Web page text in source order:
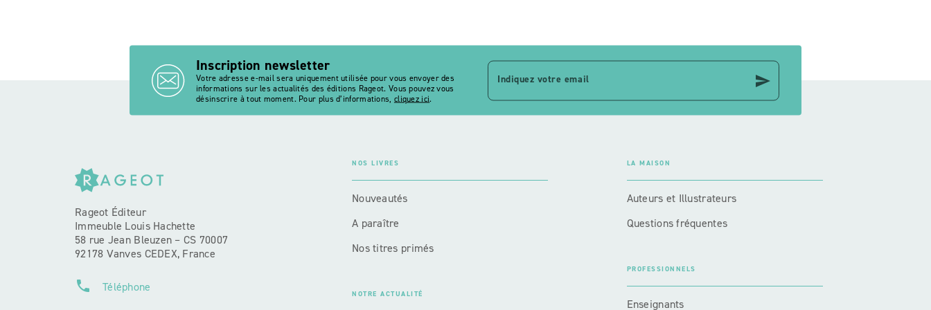
Inscription newsletter
Votre adresse e-mail sera uniquement utilisée pour vous envoyer des
informations sur les actualités des éditions Rageot. Vous pouvez vous
désinscrire à tout moment. Pour plus d’informations, cliquez ici.
Indiquez votre email send
Rageot Éditeur
Immeuble Louis Hachette
58 rue Jean Bleuzen – CS 70007
92178 Vanves CEDEX, France
phone Téléphone
NOS LIVRES
Nouveautés
A paraître
Nos titres primés
NOTRE ACTUALITÉ
LA MAISON
Auteurs et Illustrateurs
Questions fréquentes
PROFESSIONNELS
Enseignants